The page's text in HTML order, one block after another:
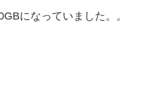
になっていました。。